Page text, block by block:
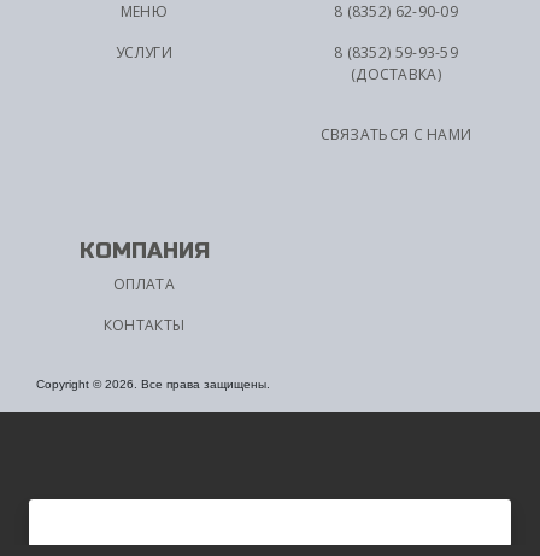
МЕНЮ
УСЛУГИ
8 (8352) 62-90-09
8 (8352) 59-93-59
(ДОСТАВКА)
СВЯЗАТЬСЯ С НАМИ
КОМПАНИЯ
ОПЛАТА
КОНТАКТЫ
Copyright © 2026. Все права защищены.